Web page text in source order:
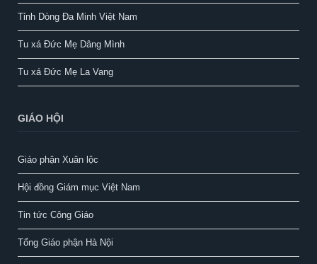
Tỉnh Dòng Đa Minh Việt Nam
Tu xá Đức Mẹ Dâng Mình
Tu xá Đức Mẹ La Vang
GIÁO HỘI
Giáo phận Xuân lộc
Hội đồng Giám mục Việt Nam
Tin tức Công Giáo
Tổng Giáo phận Hà Nội